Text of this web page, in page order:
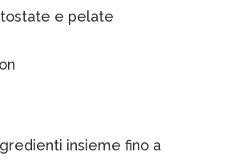
e pelate
insieme fino a